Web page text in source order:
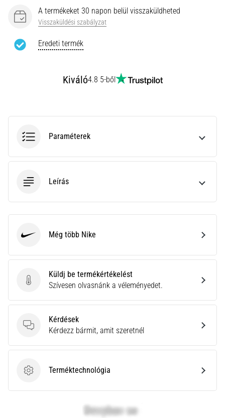
szuperkompenzáció
javítja
állóképességi
teljesítményt.
miből…
megjelenítése
A termékeket 30 napon belül visszaküldheted
Visszaküldési szabályzat
Eredeti termék
Kiváló4.8 5-ből
Paraméterek
Leírás
Küldj be termékértékelést
Küldj be termékértékelést
Szívesen olvasnánk a véleményedet.
Kérdések
Kérdések
Kérdezz bármit, amit szeretnél
Terméktechnológia
Terméktechnológia
Még több Nike